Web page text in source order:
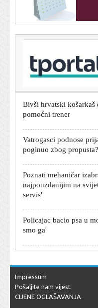
Netanyahu odbio
palestinske države'
pomoćni trener
Vatrogasci podnose
poginuo zbog propusta?
Poznati mehaničar
najpouzdanijim na
servis'
Policajac bacio psa u
smo ga'
Amyl and the Sniffers
TikTok zvijezda
shvatila da razgovara s
Impressum
Pošaljite nam vijest
CIJENE OGLAŠAVANJA